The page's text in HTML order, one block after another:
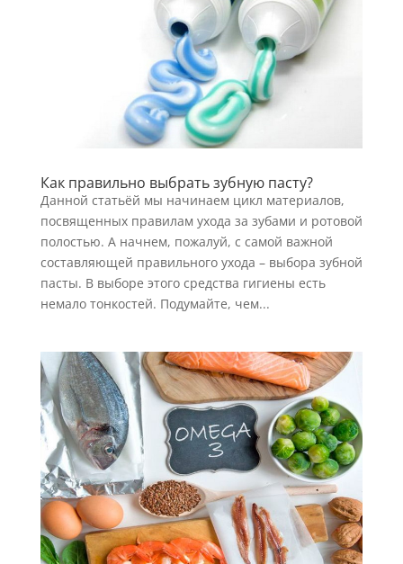
Как правильно выбрать зубную пасту?
Данной статьёй мы начинаем цикл материалов,
посвященных правилам ухода за зубами и ротовой
полостью. А начнем, пожалуй, с самой важной
составляющей правильного ухода – выбора зубной
пасты. В выборе этого средства гигиены есть
немало тонкостей. Подумайте, чем...